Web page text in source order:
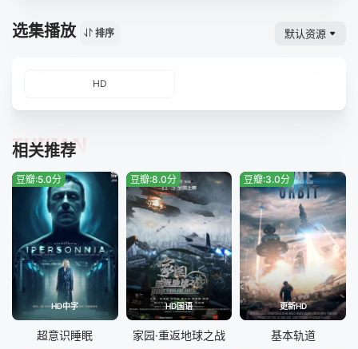
选集播放 排序 默认资源
HD
相关推荐
TUIJIAN
HD中字
豆瓣:5.0分
超意识睡眠
HD国语
豆瓣:8.0分
家园·重返地球之战
更新HD
豆瓣:3.0分
基本轨道